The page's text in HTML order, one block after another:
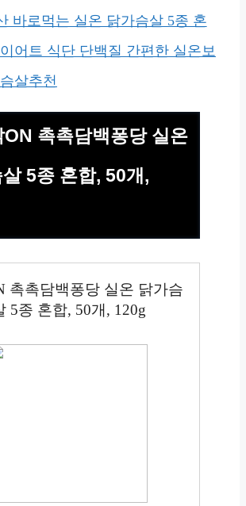
바로먹는 실온 닭가슴살 5종 혼
어트 식단 단백질 간편한 실온보
살추천
ON 촉촉담백퐁당 실온
5종 혼합, 50개,
촉촉담백퐁당 실온 닭가슴
5종 혼합, 50개, 120g